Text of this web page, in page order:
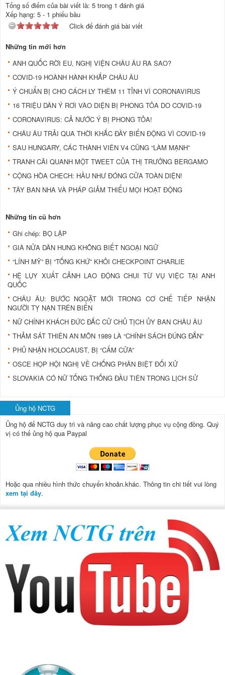
Tổng số điểm của bài viết là: 5 trong 1 đánh giá
Xếp hạng: 5 - 1 phiếu bầu
Click để đánh giá bài viết
Những tin mới hơn
ANH QUỐC RỜI EU, NGHỊ VIỆN CHÂU ÂU RA SAO?
COVID-19 HOÀNH HÀNH KHẮP CHÂU ÂU
Ý CHUẨN BỊ CHO CÁCH LY THÊM 11 TỈNH VÌ CORONAVIRUS
16 TRIỆU DÂN Ý RƠI VÀO DIỆN BỊ PHONG TỎA DO COVID-19
CORONAVIRUS: CẢ NƯỚC Ý BỊ PHONG TỎA!
CHÂU ÂU TRẢI QUA THỜI KHẮC ĐẦY BIẾN ĐỘNG VÌ COVID-19
SAU HUNGARY, CÁC THÀNH VIÊN V4 CŨNG “LÀM MẠNH”
TRANH CÃI QUANH MỘT TWEET CỦA THỊ TRƯỞNG BERGAMO
CỘNG HÒA CHECH: HẦU NHƯ ĐÓNG CỬA TOÀN DIỆN!
TÂY BAN NHA VÀ PHÁP GIẢM THIỂU MỌI HOẠT ĐỘNG
Những tin cũ hơn
Ghi chép: BỌ LẬP
GIÀ NỬA DÂN HUNG KHÔNG BIẾT NGOẠI NGỮ
“LÍNH MỸ” BỊ “TỐNG KHỨ” KHỎI CHECKPOINT CHARLIE
HỆ LỤY XUẤT CẢNH LAO ĐỘNG CHUI TỪ VỤ VIỆC TẠI ANH
QUỐC
CHÂU ÂU: BƯỚC NGOẶT MỚI TRONG CƠ CHẾ TIẾP NHẬN
NGƯỜI TỴ NẠN TRÊN BIỂN
NỮ CHÍNH KHÁCH ĐỨC ĐẮC CỬ CHỦ TỊCH ỦY BAN CHÂU ÂU
THẢM SÁT THIÊN AN MÔN 1989 LÀ “CHÍNH SÁCH ĐÚNG ĐẮN”
PHỦ NHẬN HOLOCAUST, BỊ “CẤM CỬA”
OSCE HỌP HỘI NGHỊ VỀ CHỐNG PHÂN BIỆT ĐỐI XỬ
SLOVAKIA CÓ NỮ TỔNG THỐNG ĐẦU TIÊN TRONG LỊCH SỬ
Ủng hộ NCTG
Ủng hộ để NCTG duy trì và nâng cao chất lượng phục vụ cộng đồng. Quý
vị có thể ủng hộ qua Paypal
Hoặc qua nhiều hình thức chuyển khoản.khác. Thông tin chi tiết vui lòng
xem tại đây.